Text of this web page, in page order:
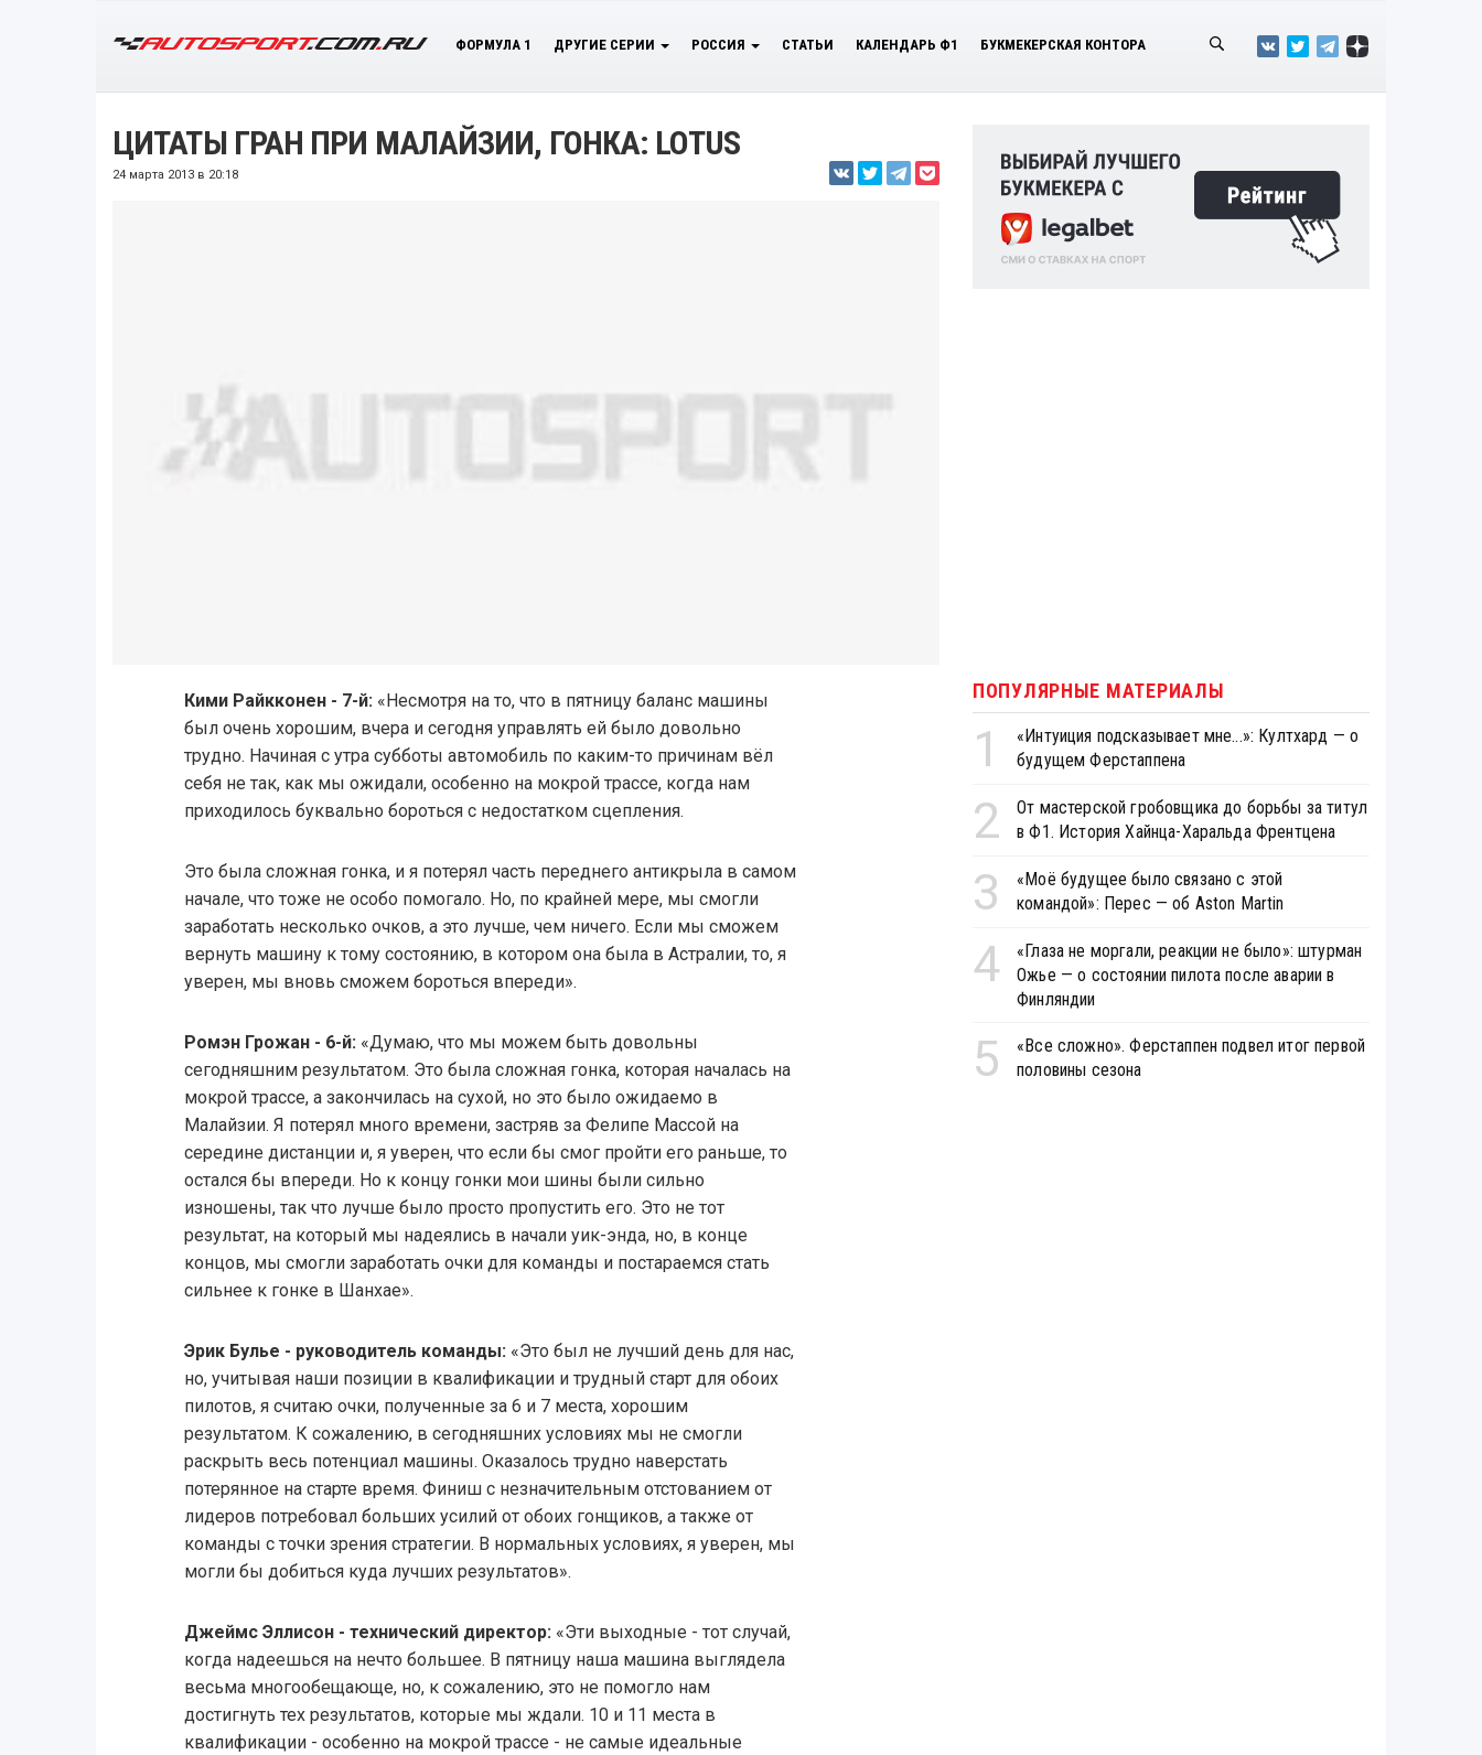
ФОРМУЛА 1 ДРУГИЕ СЕРИИ РОССИЯ СТАТЬИ КАЛЕНДАРЬ Ф1 БУКМЕКЕРСКАЯ КОНТОРА
ЦИТАТЫ ГРАН ПРИ МАЛАЙЗИИ, ГОНКА: LOTUS
24 марта 2013 в 20:18
Кими Райкконен - 7-й:«Несмотря на то, что в пятницу баланс машины
был очень хорошим, вчера и сегодня управлять ей было довольно
трудно. Начиная с утра субботы автомобиль по каким-то причинам вёл
себя не так, как мы ожидали, особенно на мокрой трассе, когда нам
приходилось буквально бороться с недостатком сцепления.
Это была сложная гонка, и я потерял часть переднего антикрыла в самом
начале, что тоже не особо помогало. Но, по крайней мере, мы смогли
заработать несколько очков, а это лучше, чем ничего. Если мы сможем
вернуть машину к тому состоянию, в котором она была в Астралии, то, я
уверен, мы вновь сможем бороться впереди».
Ромэн Грожан - 6-й:«Думаю, что мы можем быть довольны
сегодняшним результатом. Это была сложная гонка, которая началась на
мокрой трассе, а закончилась на сухой, но это было ожидаемо в
Малайзии. Я потерял много времени, застряв за Фелипе Массой на
середине дистанции и, я уверен, что если бы смог пройти его раньше, то
остался бы впереди. Но к концу гонки мои шины были сильно
изношены, так что лучше было просто пропустить его. Это не тот
результат, на который мы надеялись в начали уик-энда, но, в конце
концов, мы смогли заработать очки для команды и постараемся стать
сильнее к гонке в Шанхае».
Эрик Булье - руководитель команды:«Это был не лучший день для нас,
но, учитывая наши позиции в квалификации и трудный старт для обоих
пилотов, я считаю очки, полученные за 6 и 7 места, хорошим
результатом. К сожалению, в сегодняшних условиях мы не смогли
раскрыть весь потенциал машины. Оказалось трудно наверстать
потерянное на старте время. Финиш с незначительным отстованием от
лидеров потребовал больших усилий от обоих гонщиков, а также от
команды с точки зрения стратегии. В нормальных условиях, я уверен, мы
могли бы добиться куда лучших результатов».
Джеймс Эллисон - технический директор:«Эти выходные - тот случай,
когда надеешься на нечто большее. В пятницу наша машина выглядела
весьма многообещающе, но, к сожалению, это не помогло нам
достигнуть тех результатов, которые мы ждали. 10 и 11 места в
квалификации - особенно на мокрой трассе - не самые идеальные
ПОПУЛЯРНЫЕ МАТЕРИАЛЫ
1
«Интуиция подсказывает мне...»: Култхард — о
будущем Ферстаппена
2
От мастерской гробовщика до борьбы за титул
в Ф1. История Хайнца-Харальда Френтцена
3
«Моё будущее было связано с этой
командой»: Перес — об Aston Martin
4
«Глаза не моргали, реакции не было»: штурман
Ожье — о состоянии пилота после аварии в
Финляндии
5
«Все сложно». Ферстаппен подвел итог первой
половины сезона